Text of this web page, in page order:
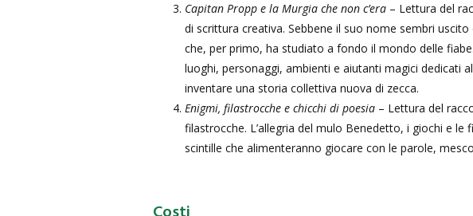
Capitan Propp e la Murgia che non c’era – Lettura del
di scrittura creativa. Sebbene il suo nome sembri
che, per primo, ha studiato a fondo il mondo delle
luoghi, personaggi, ambienti e aiutanti magici dedicati
inventare una storia collettiva nuova di zecca.
Enigmi, filastrocche e chicchi di poesia – Lettura del
filastrocche. L’allegria del mulo Benedetto, i giochi e
scintille che alimenteranno giocare con le parole,